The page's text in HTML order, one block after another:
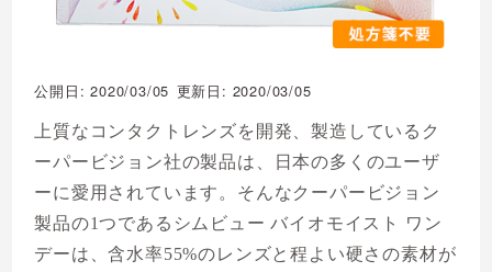
公開日: 2020/03/05 更新日: 2020/03/05
上質なコンタクトレンズを開発、製造しているク
ーパービジョン社の製品は、日本の多くのユーザ
ーに愛用されています。そんなクーパービジョン
製品の1つであるシムビュー バイオモイスト ワン
デーは、含水率55%のレンズと程よい硬さの素材が